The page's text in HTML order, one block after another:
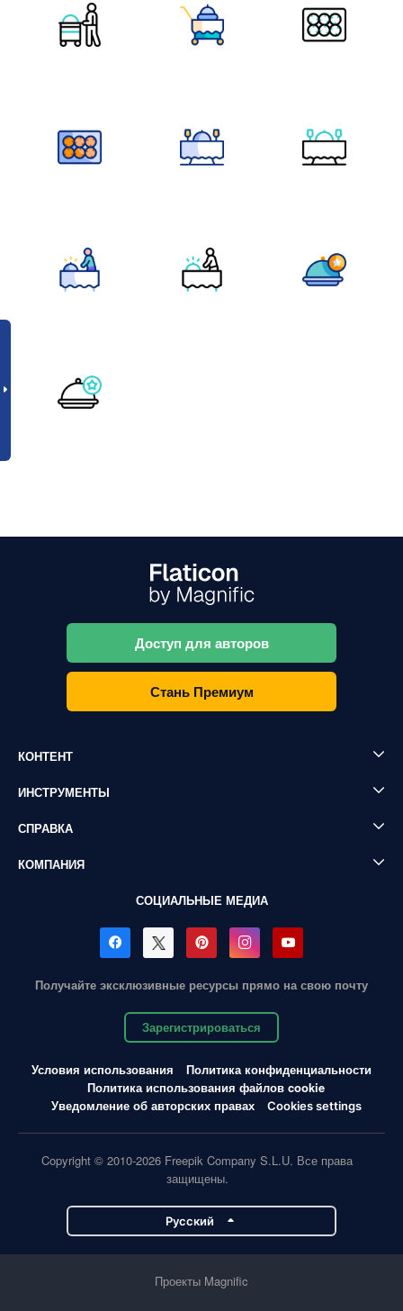
Доступ для авторов
Стань Премиум
КОНТЕНТ
ИНСТРУМЕНТЫ
СПРАВКА
КОМПАНИЯ
СОЦИАЛЬНЫЕ МЕДИА
Получайте эксклюзивные ресурсы прямо на свою почту
Зарегистрироваться
Условия использования
Политика конфиденциальности
Политика использования файлов cookie
Уведомление об авторских правах
Cookies settings
Copyright © 2010-2026 Freepik Company S.L.U. Все права
защищены.
Pусский
Проекты Magnific